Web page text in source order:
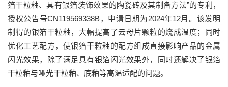
箔干粒釉、具有银箔装饰效果的陶瓷砖及其制备方法”的专利，
授权公告号CN119569338B，申请日期为2024年12月。该发明
制得的银箔干粒釉，大幅提高了云母片颗粒的烧成温度；同时
优化工艺配方，使银箔干粒釉的配方组成直接影响产品的金属
闪光效果，除了满足具有银箔闪光效果外，同时还解决了银箔
干粒釉与哑光干粒釉、底釉等高温适配的问题。